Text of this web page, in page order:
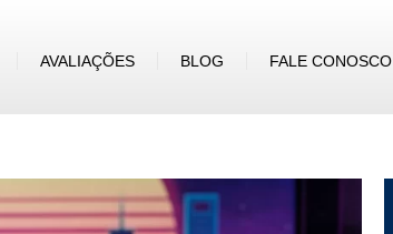
AVALIAÇÕES BLOG FALE CONOSCO